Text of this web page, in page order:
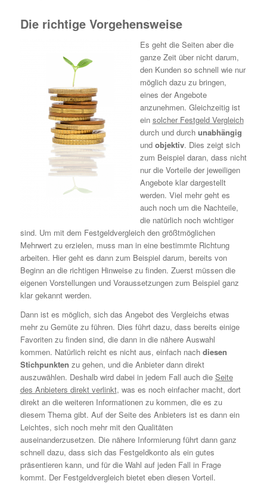
Die richtige Vorgehensweise
Es geht die Seiten aber die
ganze Zeit über nicht darum,
den Kunden so schnell wie nur
möglich dazu zu bringen,
eines der Angebote
anzunehmen. Gleichzeitig ist
ein solcher Festgeld Vergleich
durch und durch unabhängig
und objektiv. Dies zeigt sich
zum Beispiel daran, dass nicht
nur die Vorteile der jeweiligen
Angebote klar dargestellt
werden. Viel mehr geht es
auch noch um die Nachteile,
die natürlich noch wichtiger
sind. Um mit dem Festgeldvergleich den größtmöglichen
Mehrwert zu erzielen, muss man in eine bestimmte Richtung
arbeiten. Hier geht es dann zum Beispiel darum, bereits von
Beginn an die richtigen Hinweise zu finden. Zuerst müssen die
eigenen Vorstellungen und Voraussetzungen zum Beispiel ganz
klar gekannt werden.
Dann ist es möglich, sich das Angebot des Vergleichs etwas
mehr zu Gemüte zu führen. Dies führt dazu, dass bereits einige
Favoriten zu finden sind, die dann in die nähere Auswahl
kommen. Natürlich reicht es nicht aus, einfach nach diesen
Stichpunkten zu gehen, und die Anbieter dann direkt
auszuwählen. Deshalb wird dabei in jedem Fall auch die Seite
des Anbieters direkt verlinkt, was es noch einfacher macht, dort
direkt an die weiteren Informationen zu kommen, die es zu
diesem Thema gibt. Auf der Seite des Anbieters ist es dann ein
Leichtes, sich noch mehr mit den Qualitäten
auseinanderzusetzen. Die nähere Informierung führt dann ganz
schnell dazu, dass sich das Festgeldkonto als ein gutes
präsentieren kann, und für die Wahl auf jeden Fall in Frage
kommt. Der Festgeldvergleich bietet eben diesen Vorteil.